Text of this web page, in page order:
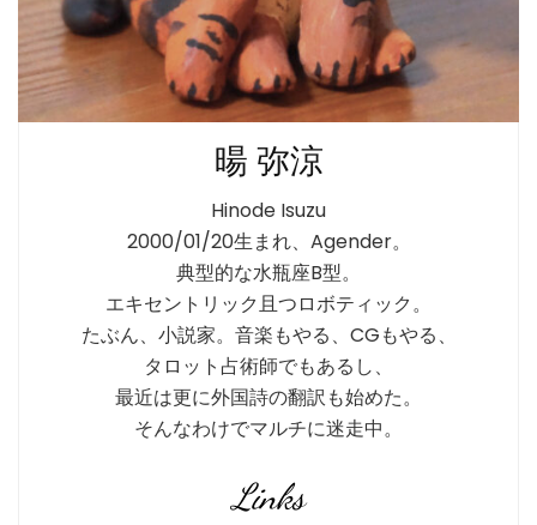
暘 弥涼
Hinode Isuzu
2000/01/20生まれ、Agender。
典型的な水瓶座B型。
エキセントリック且つロボティック。
たぶん、小説家。音楽もやる、CGもやる、
タロット占術師でもあるし、
最近は更に外国詩の翻訳も始めた。
そんなわけでマルチに迷走中。
Links